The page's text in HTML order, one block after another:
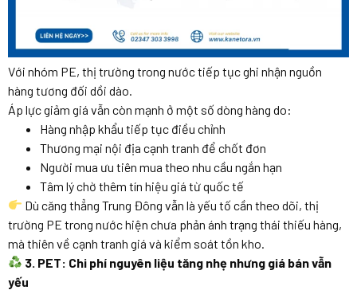
Với nhóm PE, thị trường trong nước tiếp tục ghi nhận nguồn
hàng tương đối dồi dào.
Áp lực giảm giá vẫn còn mạnh ở một số dòng hàng do:
Hàng nhập khẩu tiếp tục điều chỉnh
Thương mại nội địa cạnh tranh để chốt đơn
Người mua ưu tiên mua theo nhu cầu ngắn hạn
Tâm lý chờ thêm tín hiệu giá từ quốc tế
Dù căng thẳng Trung Đông vẫn là yếu tố cần theo dõi, thị
trường PE trong nước hiện chưa phản ánh trạng thái thiếu hàng,
mà thiên về cạnh tranh giá và kiểm soát tồn kho.
3. PET: Chi phí nguyên liệu tăng nhẹ nhưng giá bán vẫn
yếu